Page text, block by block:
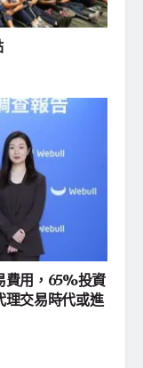
費用，65%投資
交易時代或進